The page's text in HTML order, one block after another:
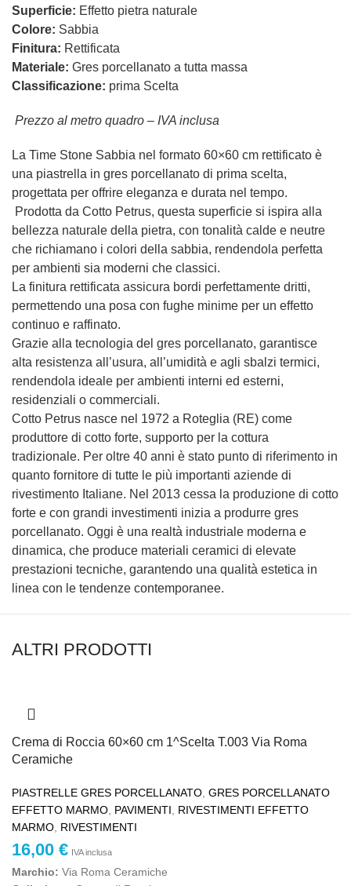
Superficie: Effetto pietra naturale
Colore: Sabbia
Finitura: Rettificata
Materiale: Gres porcellanato a tutta massa
Classificazione: prima Scelta
Prezzo al metro quadro – IVA inclusa
La Time Stone Sabbia nel formato 60×60 cm rettificato è
una piastrella in gres porcellanato di prima scelta,
progettata per offrire eleganza e durata nel tempo.
Prodotta da Cotto Petrus, questa superficie si ispira alla
bellezza naturale della pietra, con tonalità calde e neutre
che richiamano i colori della sabbia, rendendola perfetta
per ambienti sia moderni che classici.
La finitura rettificata assicura bordi perfettamente dritti,
permettendo una posa con fughe minime per un effetto
continuo e raffinato.
Grazie alla tecnologia del gres porcellanato, garantisce
alta resistenza all’usura, all’umidità e agli sbalzi termici,
rendendola ideale per ambienti interni ed esterni,
residenziali o commerciali.
Cotto Petrus nasce nel 1972 a Roteglia (RE) come
produttore di cotto forte, supporto per la cottura
tradizionale. Per oltre 40 anni è stato punto di riferimento in
quanto fornitore di tutte le più importanti aziende di
rivestimento Italiane. Nel 2013 cessa la produzione di cotto
forte e con grandi investimenti inizia a produrre gres
porcellanato. Oggi è una realtà industriale moderna e
dinamica, che produce materiali ceramici di elevate
prestazioni tecniche, garantendo una qualità estetica in
linea con le tendenze contemporanee.
ALTRI PRODOTTI
Crema di Roccia 60×60 cm 1^Scelta T.003 Via Roma
Ceramiche
PIASTRELLE GRES PORCELLANATO GRES PORCELLANATO
EFFETTO MARMO PAVIMENTI
RIVESTIMENTI EFFETTO
MARMO RIVESTIMENTI
16,00 € IVA inclusa
Marchio: Via Roma Ceramiche